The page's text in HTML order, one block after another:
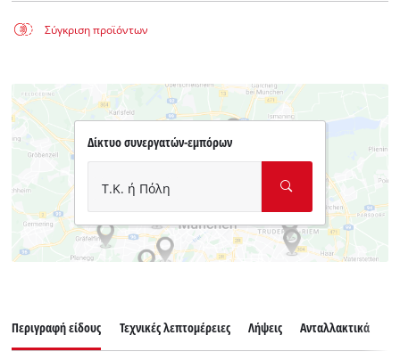
Σύγκριση προϊόντων
Δίκτυο συνεργατών-εμπόρων
Τ.Κ. ή Πόλη
Περιγραφή είδους Τεχνικές λεπτομέρειες Λήψεις Ανταλλακτικά